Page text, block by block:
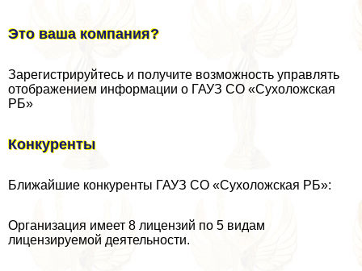
Это ваша компания?
Зарегистрируйтесь и получите возможность управлять
отображением информации о ГАУЗ СО «Сухоложская
РБ»
Конкуренты
Ближайшие конкуренты ГАУЗ СО «Сухоложская РБ»:
Организация имеет 8 лицензий по 5 видам
лицензируемой деятельности.